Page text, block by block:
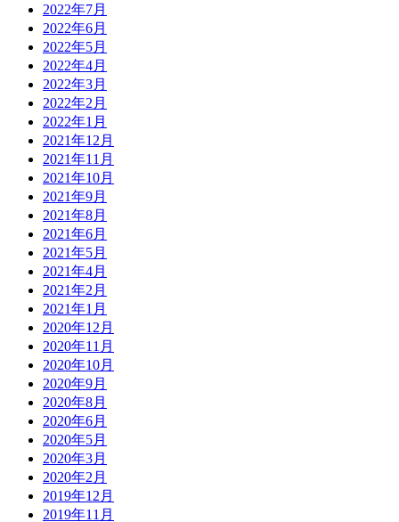
2022年7月
2022年6月
2022年5月
2022年4月
2022年3月
2022年2月
2022年1月
2021年12月
2021年11月
2021年10月
2021年9月
2021年8月
2021年6月
2021年5月
2021年4月
2021年2月
2021年1月
2020年12月
2020年11月
2020年10月
2020年9月
2020年8月
2020年6月
2020年5月
2020年3月
2020年2月
2019年12月
2019年11月